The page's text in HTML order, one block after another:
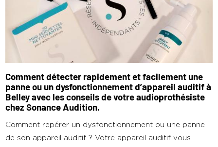
Comment détecter rapidement et facilement une
panne ou un dysfonctionnement d’appareil auditif à
Belley avec les conseils de votre audioprothésiste
chez Sonance Audition.
Comment repérer un dysfonctionnement ou une panne
de son appareil auditif ? Votre appareil auditif vous